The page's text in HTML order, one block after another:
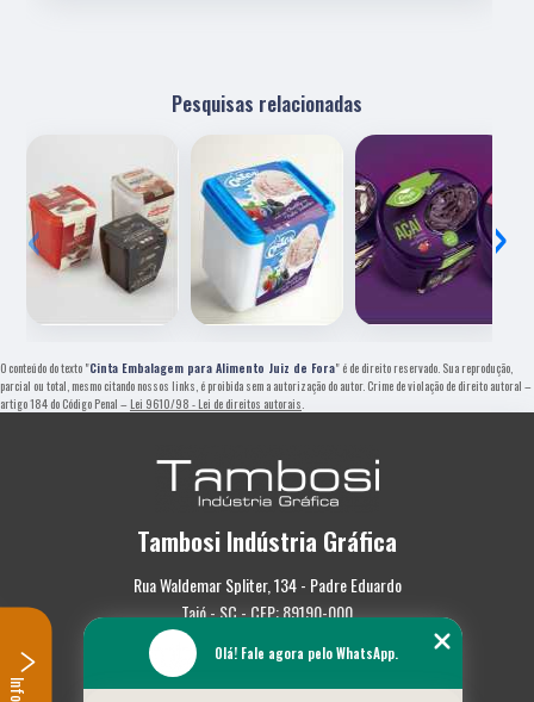
Pesquisas relacionadas
‹ ›
O conteúdo do texto "Cinta Embalagem para Alimento Juiz de Fora" é de direito reservado. Sua reprodução,
parcial ou total, mesmo citando nossos links, é proibida sem a autorização do autor. Crime de violação de direito autoral –
artigo 184 do Código Penal – Lei 9610/98 - Lei de direitos autorais
Tambosi Indústria Gráfica
Rua Waldemar Spliter, 134 - Padre Eduardo
Taió - SC - CEP: 89190-000
(47) 3562-0587
Olá! Fale agora pelo WhatsApp.